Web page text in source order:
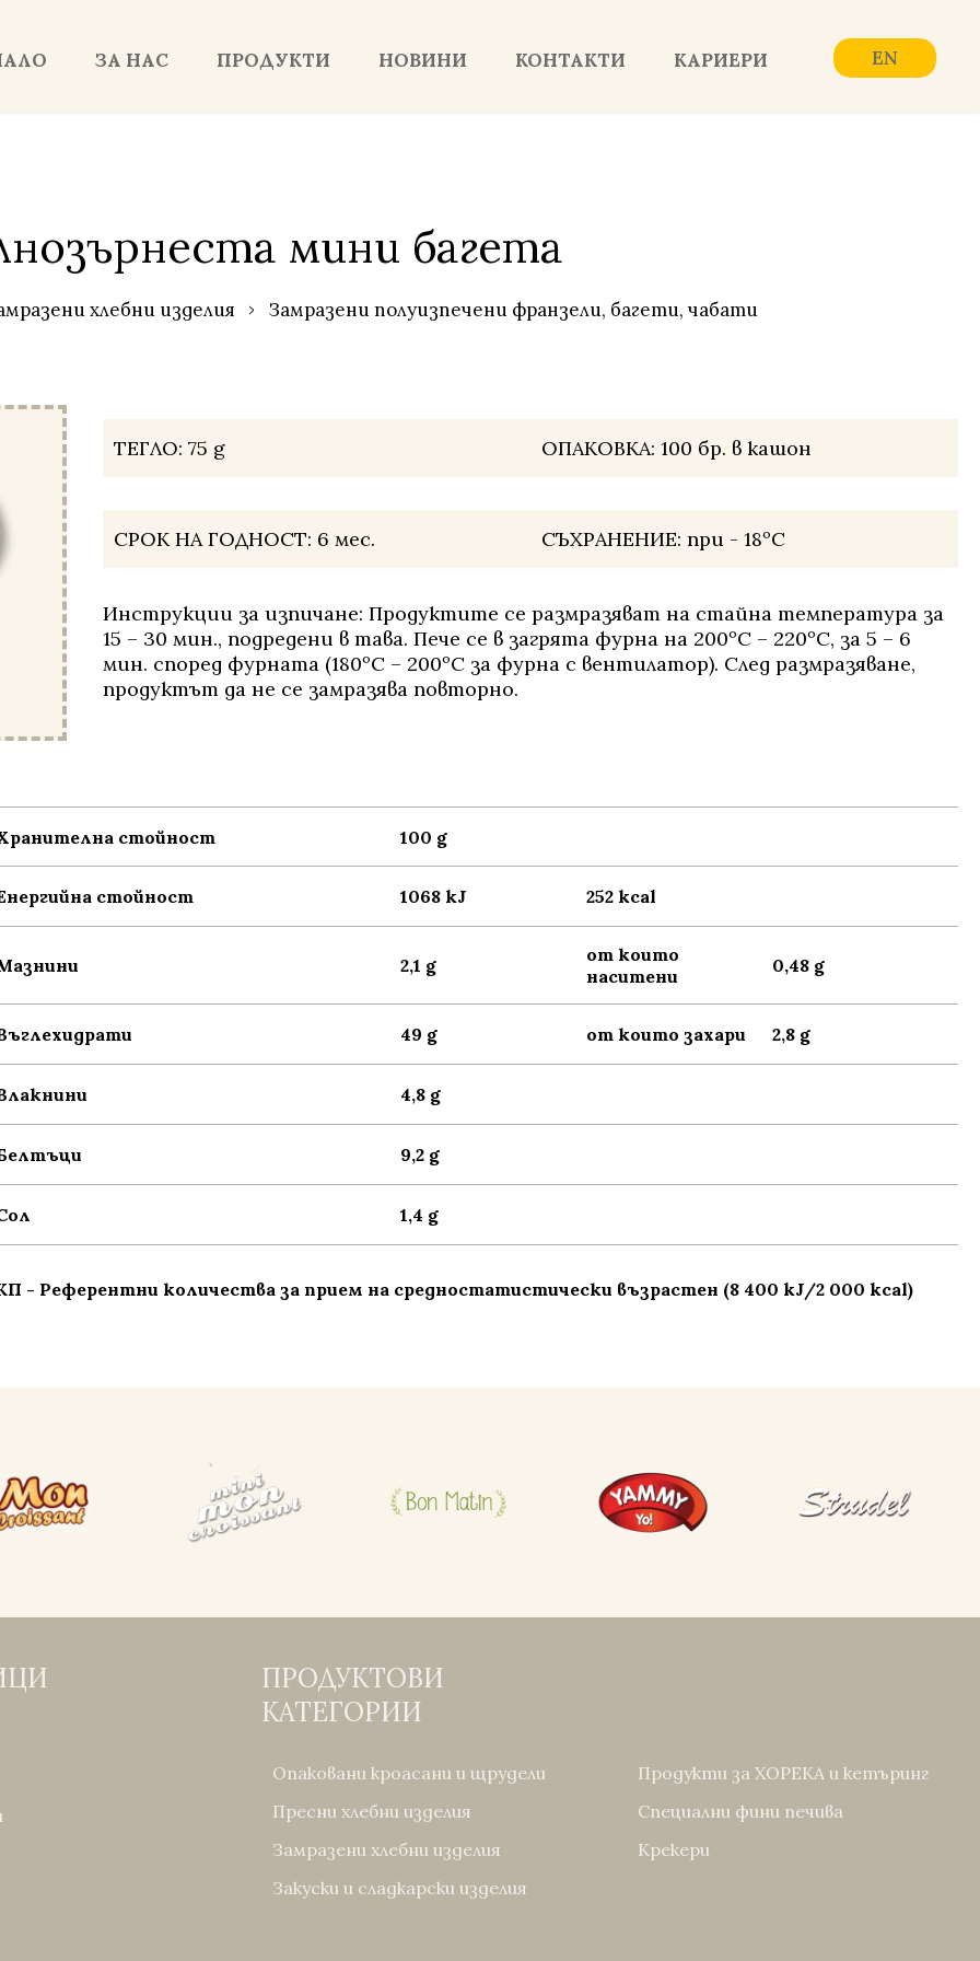
ЗА НАС ПРОДУКТИ НОВИНИ КОНТАКТИ КАРИЕРИ EN
мини багета
хлебни изделия Замразени полуизпечени франзели, багети, чабати
ТЕГЛО: 75 g ОПАКОВКА: 100 бр. в кашон
СРОК НА ГОДНОСТ: 6 мес. СЪХРАНЕНИЕ: при - 18ºС
Инструкции за изпичане: Продуктите се размразяват на стайна температура за
15 – 30 мин., подредени в тава. Пече се в загрята фурна на 200ºС – 220ºС, за 5 – 6
мин. според фурната (180ºС – 200ºС за фурна с вентилатор). След размразяване,
продуктът да не се замразява повторно.
стойност 100 g
стойност 1068 kJ 252 kcal
2,1 g
от които
наситени
0,48 g
49 g от които захари 2,8 g
4,8 g
9,2 g
1,4 g
- Референтни количества за прием на средностатистически възрастен (8 400 kJ/2 000 kcal)
ПРОДУКТОВИ
КАТЕГОРИИ
Опаковани кроасани и щрудели
Пресни хлебни изделия
Замразени хлебни изделия
Закуски и сладкарски изделия
Продукти за ХОРЕКА и кетъринг
Специални фини печива
Крекери